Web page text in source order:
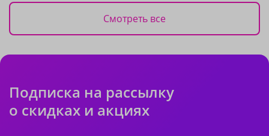
Смотреть все
Подписка на рассылку
о скидках и акциях